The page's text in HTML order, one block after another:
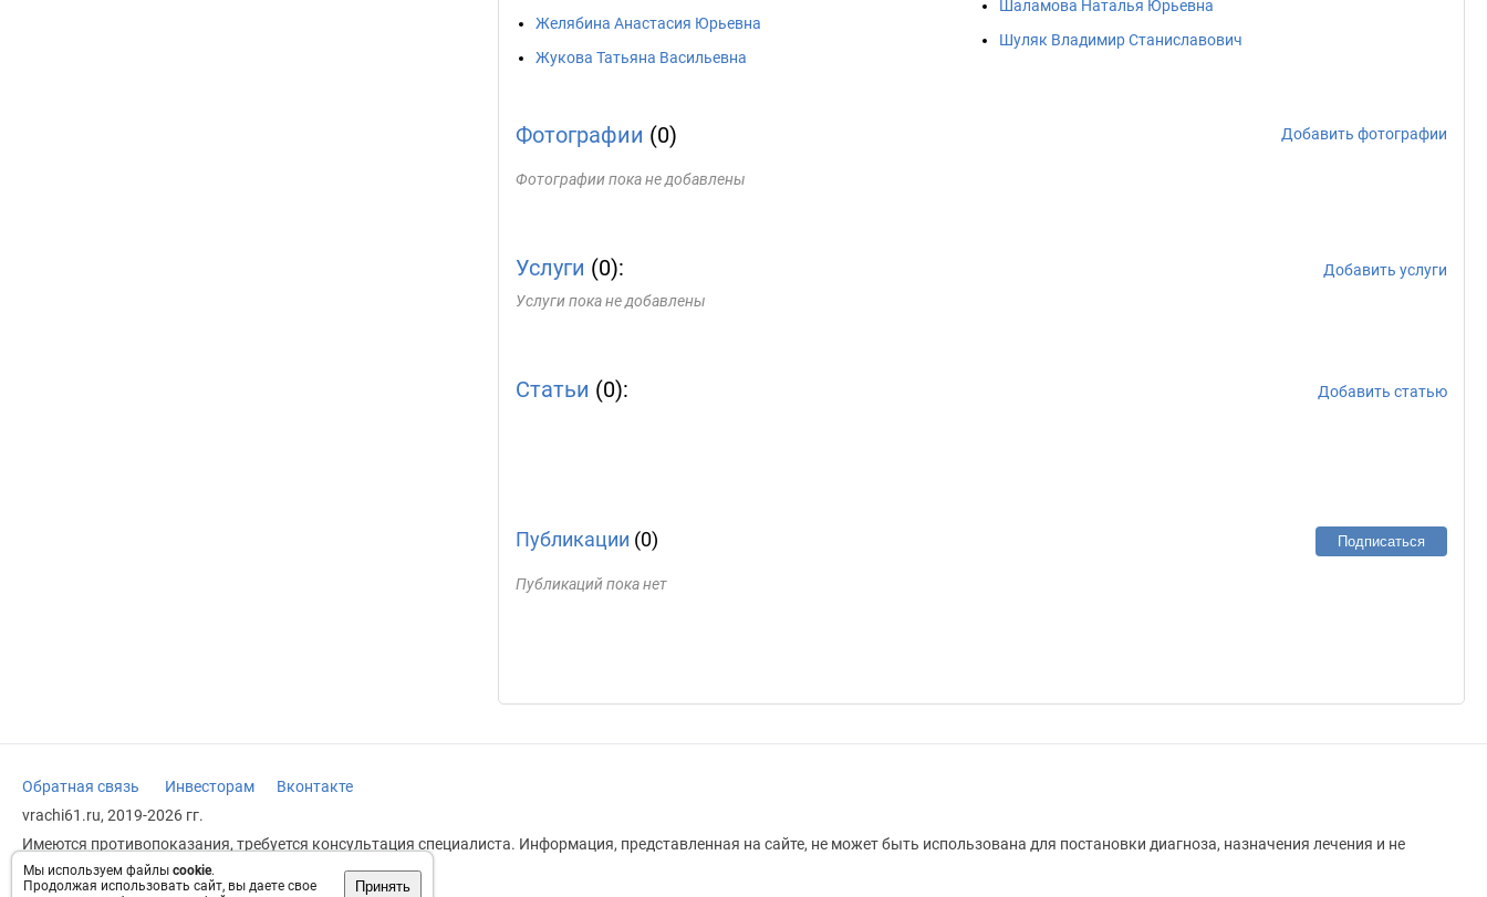
Мы используем файлы cookie.
Продолжая использовать сайт, вы даете свое
Принять
Желябина Анастасия Юрьевна
Жукова Татьяна Васильевна
Шаламова Наталья Юрьевна
Шуляк Владимир Станиславович
Фотографии (0) Добавить фотографии
Фотографии пока не добавлены
Услуги (0):
Добавить услуги
Услуги пока не добавлены
Статьи (0): Добавить статью
Публикации (0) Подписаться
Публикаций пока нет
Обратная связь Инвесторам
Вконтакте
vrachi61.ru, 2019-2026 гг.
Имеются противопоказания, требуется консультация специалиста. Информация, представленная на сайте, не может быть использована для постановки диагноза, назначения лечения и не
заменяет прием врача.
Возрастное ограничение: 18+